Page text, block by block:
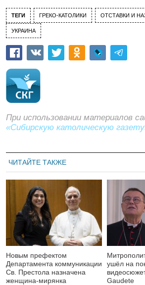
ТЕГИ ГРЕКО-КАТОЛИКИ ОТСТАВКИ И
УКРАИНА
При использовании материалов
«Сибирскую католическую
ЧИТАЙТЕ ТАКЖЕ
Новым префектом
Департамента коммуникации
Св. Престола назначена
женщина-мирянка
ушёл на
Gaudete